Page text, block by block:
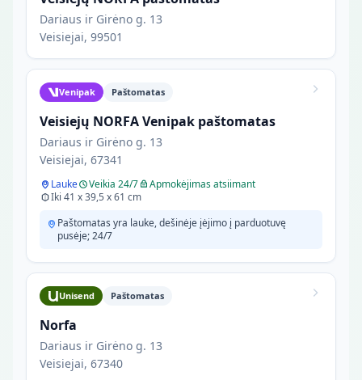
Dariaus ir Girėno g. 13
Veisiejai, 99501
Venipak Paštomatas
Veisiejų NORFA Venipak paštomatas
Dariaus ir Girėno g. 13
Veisiejai, 67341
Lauke Veikia 24/7
Apmokėjimas atsiimant
Iki 41 x 39,5 x 61 cm
Paštomatas yra lauke, dešinėje įėjimo į parduotuvę
pusėje; 24/7
Unisend Paštomatas
Norfa
Dariaus ir Girėno g. 13
Veisiejai, 67340